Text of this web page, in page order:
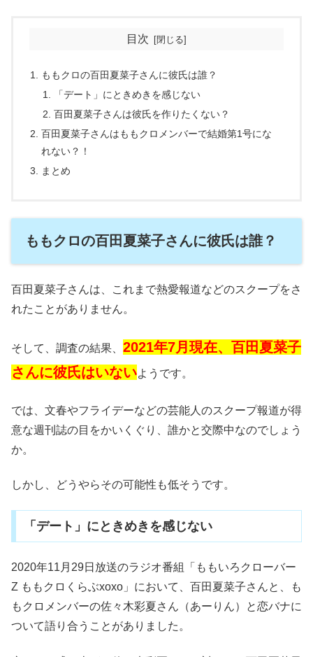
目次
ももクロの百田夏菜子さんに彼氏は誰？
「デート」にときめきを感じない
百田夏菜子さんは彼氏を作りたくない？
百田夏菜子さんはももクロメンバーで結婚第1号にな
れない？！
まとめ
ももクロの百田夏菜子さんに彼氏は誰？
百田夏菜子さんは、これまで熱愛報道などのスクープをさ
れたことがありません。
そして、調査の結果、 2021年7月現在、百田夏菜子
さんに彼氏はいないようです。
では、文春やフライデーなどの芸能人のスクープ報道が得
意な週刊誌の目をかいくぐり、誰かと交際中なのでしょう
か。
しかし、どうやらその可能性も低そうです。
「デート」にときめきを感じない
2020年11月29日放送のラジオ番組「ももいろクローバー
Z ももクロくらぶxoxo」において、百田夏菜子さんと、も
もクロメンバーの佐々木彩夏さん（あーりん）と恋バナに
ついて語り合うことがありました。